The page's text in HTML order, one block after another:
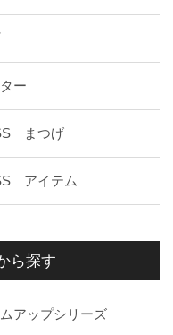
ー
まつげ
アイテム
ら探す
アップシリーズ